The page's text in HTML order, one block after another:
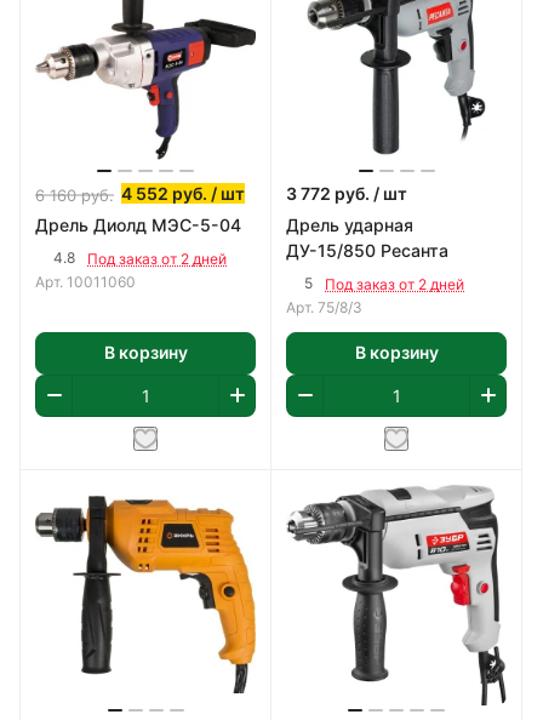
6 160руб. 4 552 руб. / шт
Дрель Диолд МЭС-5-04
4.8
Под заказ от 2 дней
Арт. 10011060
В корзину
3 772 руб. / шт
Дрель ударная
ДУ-15/850 Ресанта
5
Под заказ от 2 дней
Арт. 75/8/3
В корзину